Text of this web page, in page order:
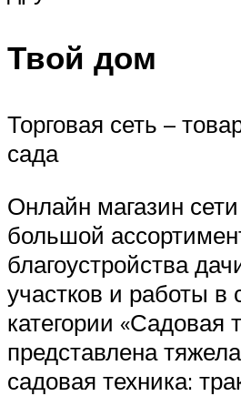
Твой дом
Торговая сеть –
сада
Онлайн магазин
большой
благоустройства
участков и работы в
категории «Садовая
представлена
садовая техника: